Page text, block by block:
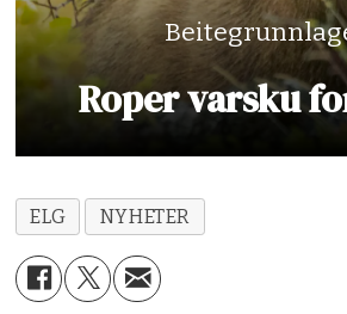
Roper varsku
ELG NYHETER